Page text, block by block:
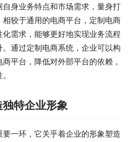
身业务特点和市场需求，量身打
较于通用的电商平台，定制电商
需求，能够更好地实现业务流程
通过定制电商系统，企业可以构
平台，降低对外部平台的依赖，
特企业形象
一环，它关乎着企业的形象塑造